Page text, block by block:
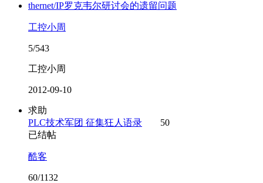
thernet/IP罗克韦尔研讨会的遗留问题
工控小周
5/543
工控小周
2012-09-10
求助
PLC技术军团 征集狂人语录
50
已结帖
酷客
60/1132